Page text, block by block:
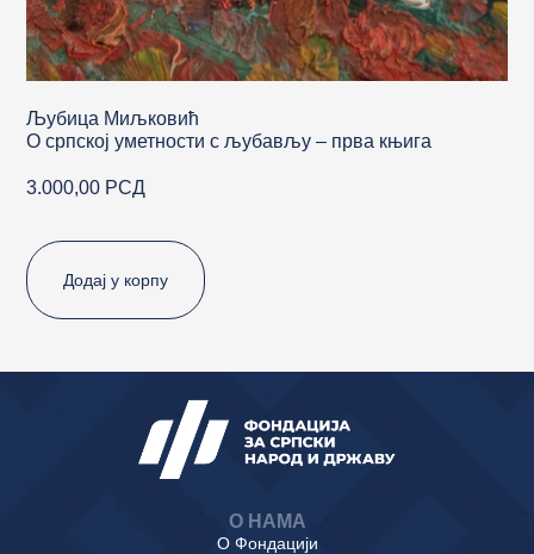
Љубица Миљковић
О српској уметности с љубављу – прва књига
3.000,00 РСД
Додај у корпу
О НАМА
О Фондацији